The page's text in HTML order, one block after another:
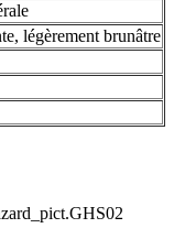
légèrement brunâtre